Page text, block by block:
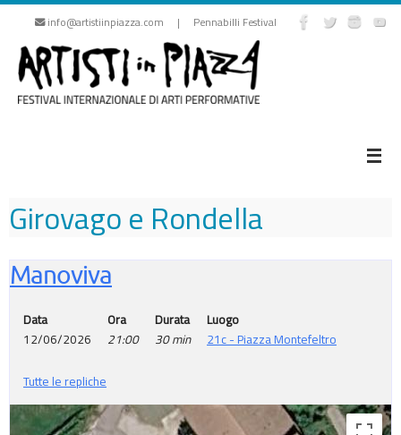
Vai
contenuto
info@artistiinpiazza.com | Pennabilli Festival
Girovago e Rondella
Manoviva
Data
12/06/2026
Ora
21:00
Durata
30 min
Luogo
21c - Piazza Montefeltro
Tutte le repliche